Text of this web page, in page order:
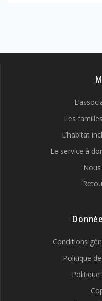
Les
L’habitat
Le service à
Conditions
Politique